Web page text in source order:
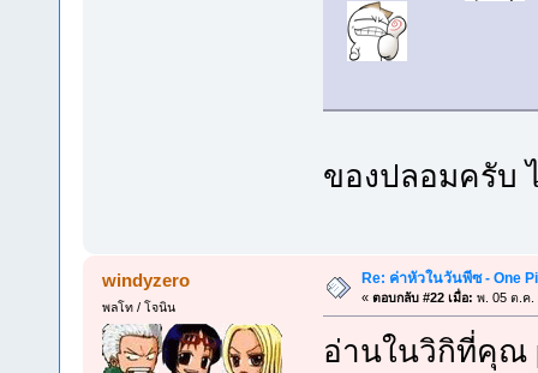
ของปลอมครับ
windyzero
พลโท / โจนิน
Re: ค่าหัวในวันพีซ - One
« ตอบกลับ #22 เมื่อ: พ. 05 ต.ค.
อ่านในวิกิที่คุณ